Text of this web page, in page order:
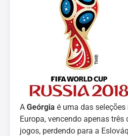
A Geórgia é uma das
Europa, vencendo apenas
jogos, perdendo para a